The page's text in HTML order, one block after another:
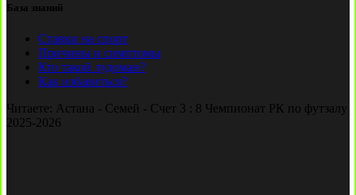
База знаний
Ставки на спорт
Причины и симптомы
Кто такой лудоман?
Как избавиться?
Читаете: Астана - Семей - Счет 3 : 8 Чемпионат РК по футзалу
2025-2026